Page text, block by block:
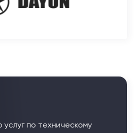
по техническому